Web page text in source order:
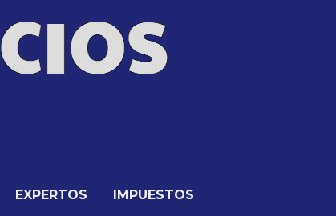
EXPERTOS IMPUESTOS